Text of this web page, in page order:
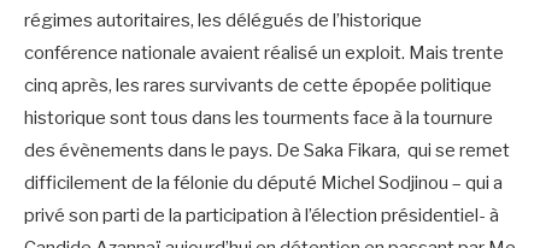
régimes autoritaires, les délégués de l’historique
conférence nationale avaient réalisé un exploit. Mais trente
cinq après, les rares survivants de cette épopée politique
historique sont tous dans les tourments face à la tournure
des évènements dans le pays. De Saka Fikara, qui se remet
difficilement de la félonie du député Michel Sodjinou – qui a
privé son parti de la participation à l’élection présidentiel- à